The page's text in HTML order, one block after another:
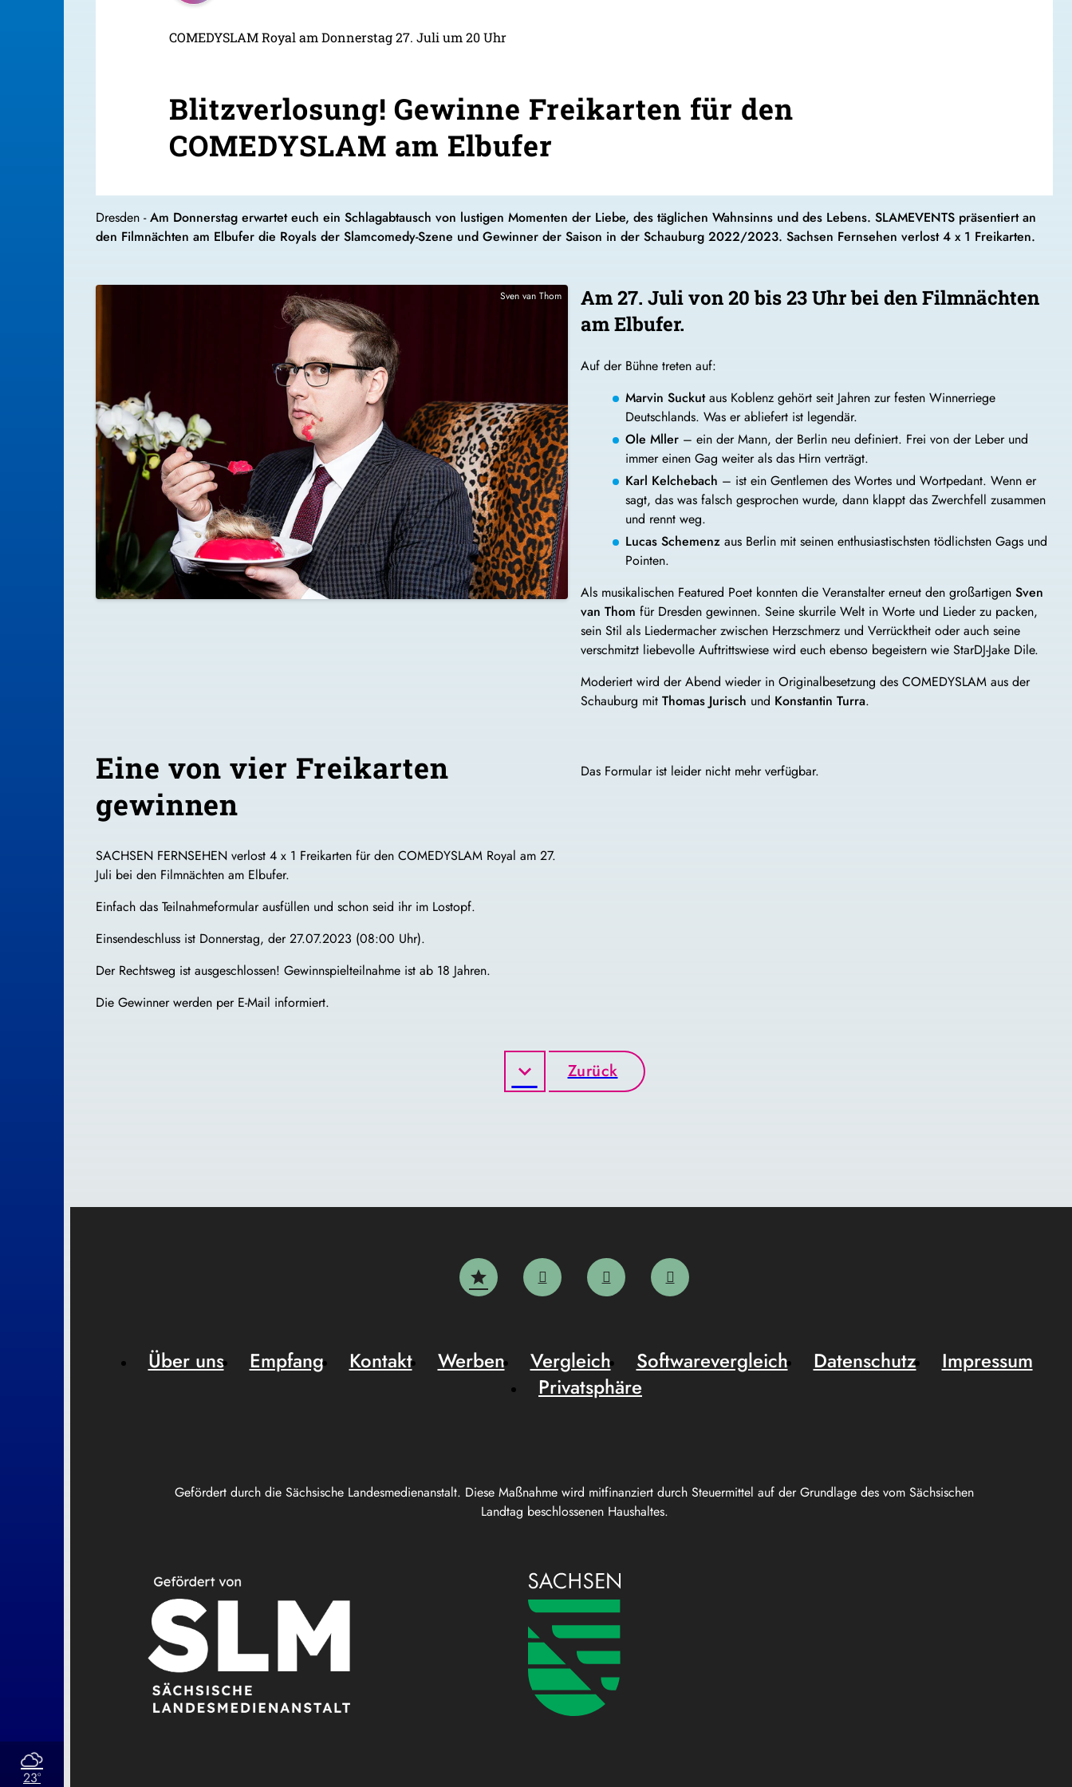
23°
COMEDYSLAM Royal am Donnerstag 27. Juli um 20 Uhr
Blitzverlosung! Gewinne Freikarten für den
COMEDYSLAM am Elbufer
Dresden -Am Donnerstag erwartet euch ein Schlagabtausch von lustigen Momenten der Liebe, des täglichen Wahnsinns und des Lebens. SLAMEVENTS präsentiert an
den Filmnächten am Elbufer die Royals der Slamcomedy-Szene und Gewinner der Saison in der Schauburg 2022/2023. Sachsen Fernsehen verlost 4 x 1 Freikarten.
Sven van Thom
Am 27. Juli von 20 bis 23 Uhr bei den Filmnächten
am Elbufer.
Auf der Bühne treten auf:
Marvin Suckutaus Koblenz gehört seit Jahren zur festen Winnerriege
Deutschlands. Was er abliefert ist legendär.
Ole Mller – ein der Mann, der Berlin neu definiert. Frei von der Leber und
immer einen Gag weiter als das Hirn verträgt.
Karl Kelchebach – ist ein Gentlemen des Wortes und Wortpedant. Wenn er
sagt, das was falsch gesprochen wurde, dann klappt das Zwerchfell zusammen
und rennt weg.
Lucas Schemenz aus Berlin mit seinen enthusiastischsten tödlichsten Gags und
Pointen.
Als musikalischen Featured Poet konnten die Veranstalter erneut den großartigen Sven
van Thom für Dresden gewinnen. Seine skurrile Welt in Worte und Lieder zu packen,
sein Stil als Liedermacher zwischen Herzschmerz und Verrücktheit oder auch seine
verschmitzt liebevolle Auftrittswiese wird euch ebenso begeistern wie StarDJ-Jake Dile.
Moderiert wird der Abend wieder in Originalbesetzung des COMEDYSLAM aus der
Schauburg mit Thomas Jurisch und Konstantin Turra.
Eine von vier Freikarten
gewinnen
SACHSEN FERNSEHEN verlost 4 x 1 Freikarten für den COMEDYSLAM Royal am 27.
Juli bei den Filmnächten am Elbufer.
Einfach das Teilnahmeformular ausfüllen und schon seid ihr im Lostopf.
Einsendeschluss ist Donnerstag, der 27.07.2023 (08:00 Uhr).
Der Rechtsweg ist ausgeschlossen! Gewinnspielteilnahme ist ab 18 Jahren.
Die Gewinner werden per E-Mail informiert.
Das Formular ist leider nicht mehr verfügbar.
Zurück
Gefördert durch die Sächsische Landesmedienanstalt. Diese Maßnahme wird mitfinanziert durch Steuermittel auf der Grundlage des vom Sächsischen
Landtag beschlossenen Haushaltes.
Über uns Empfang Kontakt Werben Vergleich Softwarevergleich Datenschutz
Impressum
Privatsphäre